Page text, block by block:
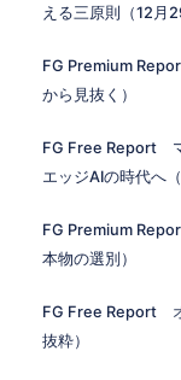
える三原則（12月
FG Premium
から見抜く）
FG Free Report
エッジAIの時代へ
FG Premium
本物の選別）
FG Free Report
抜粋）